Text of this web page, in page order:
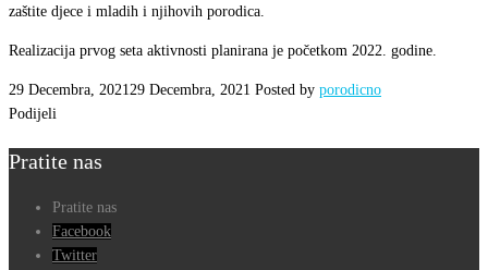
zaštite djece i mladih i njihovih porodica.
Realizacija prvog seta aktivnosti planirana je početkom 2022. godine.
29 Decembra, 2021 29 Decembra, 2021 Posted by porodicno
Podijeli
Pratite nas
Pratite nas
Facebook
Twitter